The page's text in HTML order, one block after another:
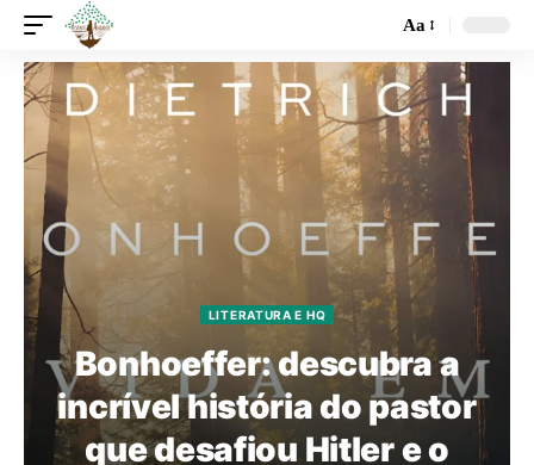
Aa
LITERATURA E HQ
Bonhoeffer: descubra a
incrível história do pastor
que desafiou Hitler e o